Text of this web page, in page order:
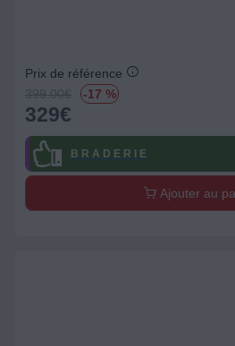
Prix de référence
399.00€ -17 %
329€
B R A D E R I E
Ajouter au